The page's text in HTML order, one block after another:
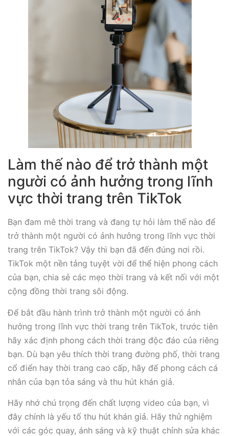
Làm thế nào để trở thành một
người có ảnh hưởng trong lĩnh
vực thời trang trên TikTok
Bạn đam mê thời trang và đang tự hỏi làm thế nào để
trở thành một người có ảnh hưởng trong lĩnh vực thời
trang trên TikTok? Vậy thì bạn đã đến đúng nơi rồi.
TikTok một nền tảng tuyệt vời để thể hiện phong cách
của bạn, chia sẻ các mẹo thời trang và kết nối với một
cộng đồng thời trang sôi động.
Để bắt đầu hành trình trở thành một người có ảnh
hưởng trong lĩnh vực thời trang trên TikTok, trước tiên
hãy xác định phong cách thời trang độc đáo của riêng
bạn. Dù bạn yêu thích thời trang đường phố, thời trang
cổ điển hay thời trang cao cấp, hãy để phong cách cá
nhân của bạn tỏa sáng và thu hút khán giả.
Hãy nhớ chú trọng đến chất lượng video của bạn, vì
đây chính là yếu tố thu hút khán giả. Hãy thử nghiệm
với các góc quay, ánh sáng và kỹ thuật chỉnh sửa khác